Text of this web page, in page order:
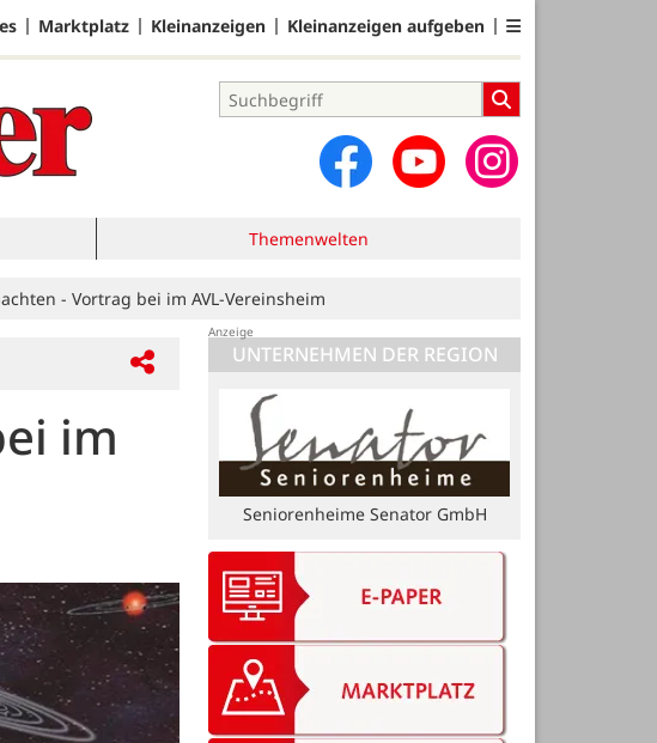
Marktplatz Kleinanzeigen Kleinanzeigen aufgeben
Themenwelten
- Vortrag bei im AVL-Vereinsheim
im
UNTERNEHMEN DER REGION
Praxis für Krankengymnastik
Martensen